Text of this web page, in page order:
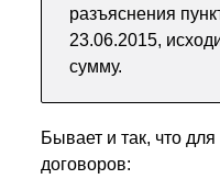
разъяснения
23.06.2015,
сумму.
Бывает и так, что
договоров: